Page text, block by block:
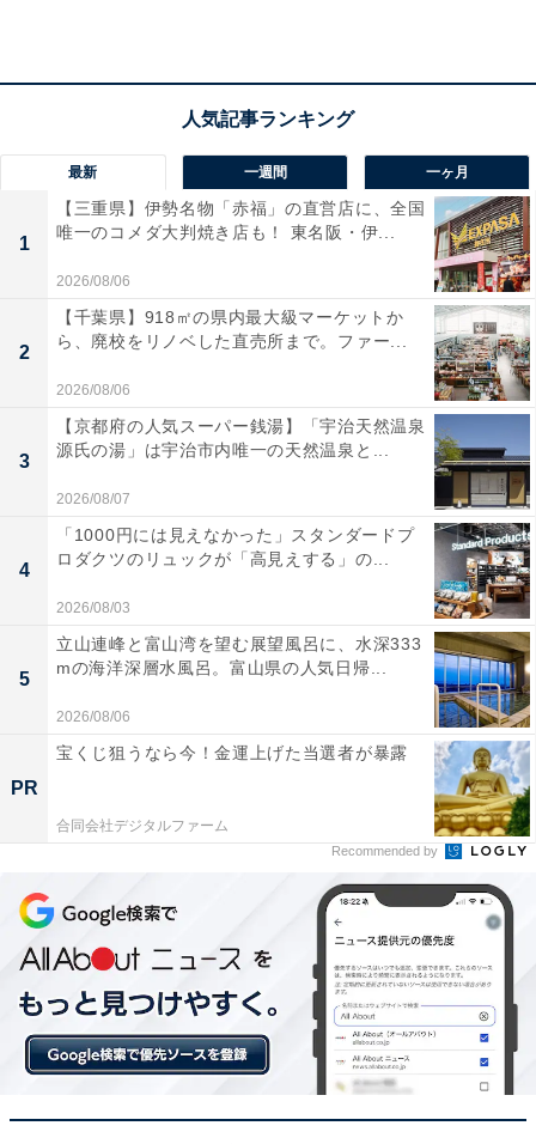
「プライム会員」なら便利でお得な特典が全部使
い放題！
Amazonプライムは、月額600円（税込）または年間
5900円（税込）で、多彩な特典を提供する会員制プログ
ラムです。
Amazonプライム会員になると、以下のようなさまざま
なサービスを利用できるようになります。
・無料配送
・写真やビデオを保存できるオンラインストレージサー
ビスの「Amazon Photos」
・Kindle本を追加料金なしで読み放題の「Prime
Reading」
・会員限定先行タイムセール
・一部の対象商品が通常価格よりも割引されるAmazon
Prime限定価格
・生鮮食品から日用品まで配送してくれる「Amazonネ
最新 一週間 一ヶ月
1
【三重県】伊勢名物「赤福」の直営店に、全国
唯一のコメダ大判焼き店も！ 東名阪・伊...
2026/08/06
2
【千葉県】918㎡の県内最大級マーケットか
ら、廃校をリノベした直売所まで。ファー...
2026/08/06
3
【京都府の人気スーパー銭湯】「宇治天然温泉
源氏の湯」は宇治市内唯一の天然温泉と...
2026/08/07
4
「1000円には見えなかった」スタンダードプ
ロダクツのリュックが「高見えする」の...
2026/08/03
5
立山連峰と富山湾を望む展望風呂に、水深333
mの海洋深層水風呂。富山県の人気日帰...
2026/08/06
PR
宝くじ狙うなら今！金運上げた当選者が暴露
合同会社デジタルファーム
Recommended by